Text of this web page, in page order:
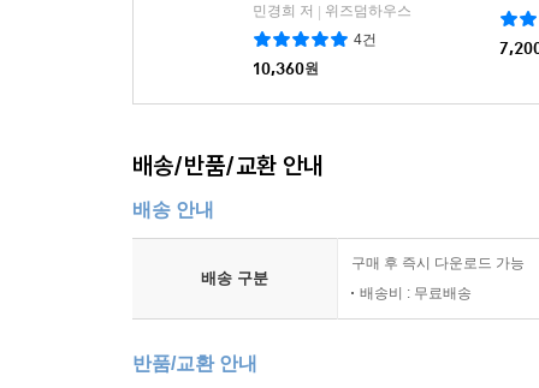
민경희 저 | 위즈덤하우스
4건
10,360원
배송/반품/교환 안내
배송 안내
배송 구분
구매 후 즉시 다운로드 가능
배송비 : 무료배송
반품/교환 안내